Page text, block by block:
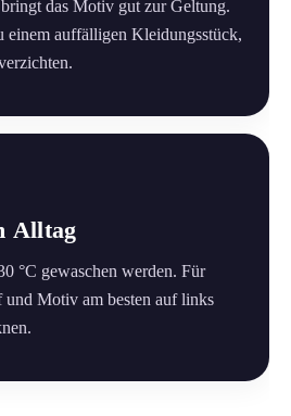
das Motiv gut zur Geltung.
einem auffälligen Kleidungsstück,
Alltag
°C gewaschen werden. Für
und Motiv am besten auf links